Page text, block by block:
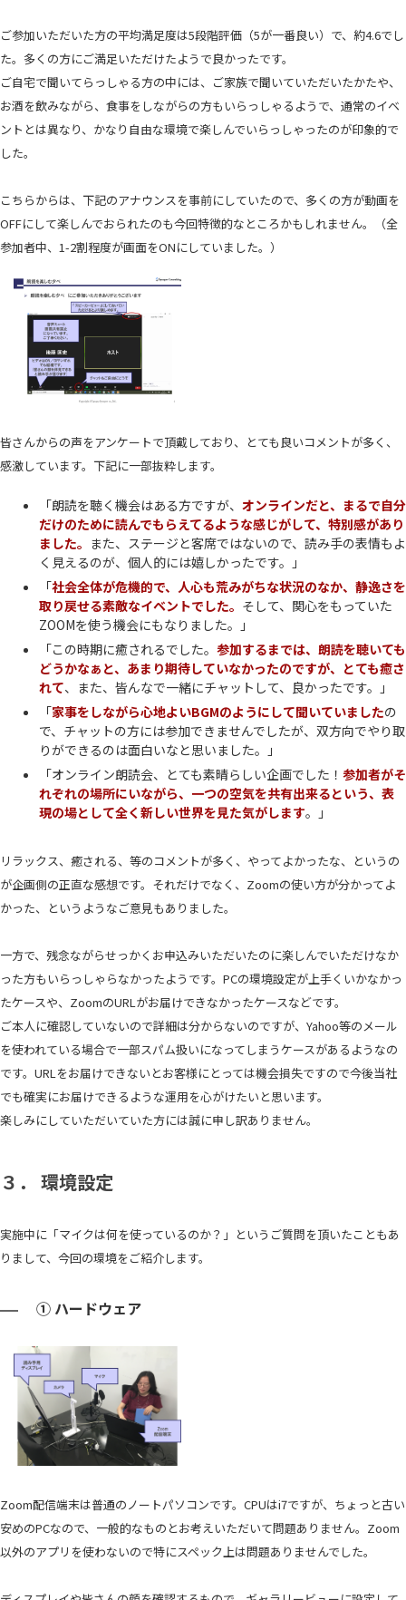
ご参加いただいた方の平均満足度は5段階評価（5が一番良い）で、約4.6でし
た。多くの方にご満足いただけたようで良かったです。
ご自宅で聞いてらっしゃる方の中には、ご家族で聞いていただいたかたや、
お酒を飲みながら、食事をしながらの方もいらっしゃるようで、通常のイベ
ントとは異なり、かなり自由な環境で楽しんでいらっしゃったのが印象的で
した。
こちらからは、下記のアナウンスを事前にしていたので、多くの方が動画を
OFFにして楽しんでおられたのも今回特徴的なところかもしれません。（全
参加者中、1-2割程度が画面をONにしていました。）
皆さんからの声をアンケートで頂戴しており、とても良いコメントが多く、
感激しています。下記に一部抜粋します。
「朗読を聴く機会はある方ですが、 オンラインだと、まるで自分
だけのために読んでもらえてるような感じがして、特別感があり
ました。 また、ステージと客席ではないので、読み手の表情もよ
く見えるのが、個人的には嬉しかったです。」
「社会全体が危機的で、人心も荒みがちな状況のなか、静逸さを
取り戻せる素敵なイベントでした。 そして、関心をもっていた
ZOOMを使う機会にもなりました。」
「この時期に癒されるでした。 参加するまでは、朗読を聴いても
どうかなぁと、あまり期待していなかったのですが、とても癒さ
れて、また、皆んなで一緒にチャットして、良かったです。」
「家事をしながら心地よいBGMのようにして聞いていましたの
で、チャットの方には参加できませんでしたが、双方向でやり取
りができるのは面白いなと思いました。」
「オンライン朗読会、とても素晴らしい企画でした！ 参加者がそ
れぞれの場所にいながら、一つの空気を共有出来るという、表
現の場として全く新しい世界を見た気がします。」
リラックス、癒される、等のコメントが多く、やってよかったな、というの
が企画側の正直な感想です。それだけでなく、Zoomの使い方が分かってよ
かった、というようなご意見もありました。
一方で、残念ながらせっかくお申込みいただいたのに楽しんでいただけなか
った方もいらっしゃらなかったようです。PCの環境設定が上手くいかなかっ
たケースや、ZoomのURLがお届けできなかったケースなどです。
ご本人に確認していないので詳細は分からないのですが、Yahoo等のメール
を使われている場合で一部スパム扱いになってしまうケースがあるようなの
です。URLをお届けできないとお客様にとっては機会損失ですので今後当社
でも確実にお届けできるような運用を心がけたいと思います。
楽しみにしていただいていた方には誠に申し訳ありません。
３． 環境設定
実施中に「マイクは何を使っているのか？」というご質問を頂いたこともあ
りまして、今回の環境をご紹介します。
① ハードウェア
Zoom配信端末は普通のノートパソコンです。CPUはi7ですが、ちょっと古い
安めのPCなので、一般的なものとお考えいただいて問題ありません。Zoom
以外のアプリを使わないので特にスペック上は問題ありませんでした。